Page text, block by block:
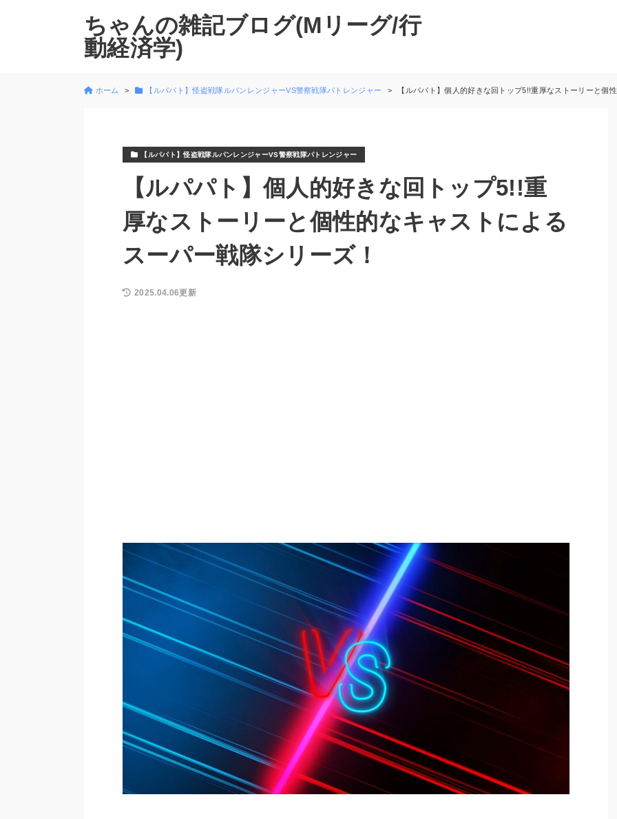
ちゃんの雑記ブログ(Mリーグ/行
動経済学)
ホーム 【ルパパト】怪盗戦隊ルパンレンジャーVS警察戦隊パトレンジャー 【ルパパト】個人的好きな回トップ5!!重厚なストーリーと
【ルパパト】怪盗戦隊ルパンレンジャーVS警察戦隊パトレンジャー
【ルパパト】個人的好きな回トップ5!!重
厚なストーリーと個性的なキャストによる
スーパー戦隊シリーズ！
2025.04.06更新